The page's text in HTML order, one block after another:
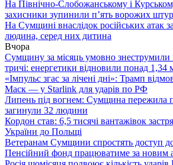
На Північно-Слобожанському і
захисники зупинили п’ять ворожих
На Сумщині внаслідок російських атак
людина, серед них дитина
Вчора
Сумщину за місяць умовно
тричі: енергетики відновили понад 1,34
«Імпульс згас за лічені дні»: Трамп
Маск — у Starlink для ударів по РФ
Липень під вогнем: Сумщина пережила
загинули 32 людини
Кордон став: 6,5 тисячі вантажівок
України до Польщі
Ветеранам Сумщини спростять доступ
Пенсійний фонд працюватиме за новим